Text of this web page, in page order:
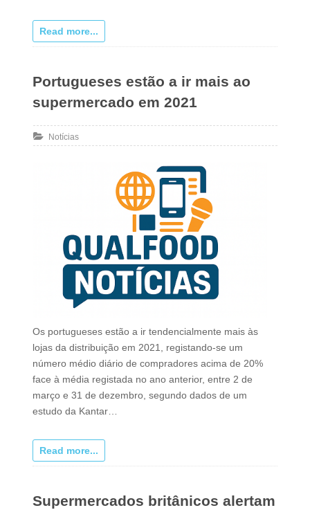
Read more...
Portugueses estão a ir mais ao
supermercado em 2021
Notícias
Os portugueses estão a ir tendencialmente mais às
lojas da distribuição em 2021, registando-se um
número médio diário de compradores acima de 20%
face à média registada no ano anterior, entre 2 de
março e 31 de dezembro, segundo dados de um
estudo da Kantar…
Read more...
Supermercados britânicos alertam